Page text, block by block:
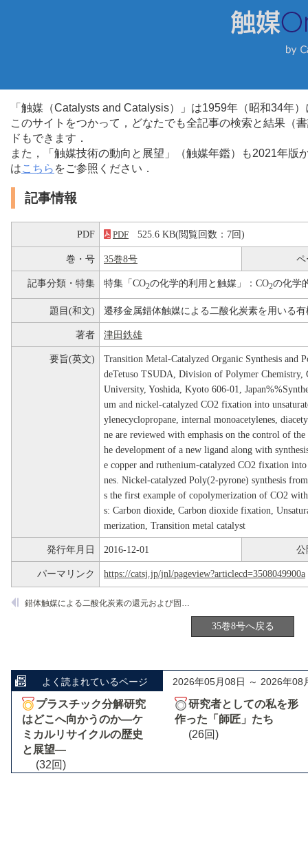
「触媒（Catalysts and Catalysis）」は1959年（昭和34年
このサイトをつかって，どなたでも全記事の検索と結果（
ドもできます．
また，「触媒技術の動向と展望」（触媒年鑑）も2021年
はこちら をご参照ください．
記事情報
PDF PDF 525.6 KB(閲覧回数：7回)
巻・号 35巻8号 ペ
記事分類・特集 特集「CO2の化学的利用と触媒」：CO2の化学
題目(和文) 遷移金属錯体触媒による二酸化炭素を用いる
著者 津田鉄雄
要旨(英文)
Transition Metal-Catalyzed Organic Synthesis and
deTetuso TSUDA, Division of Polymer Chemistry,
University, Yoshida, Kyoto 606-01,
um and nickel-catalyzed CO2 fixation into
ylenecyclopropane, internal monoacetylenes,
ne are reviewed with emphasis on the control of
he development of a new ligand along with
e copper and ruthenium-catalyzed CO2 fixation
nes. Nickel-catalyzed Poly(2-pyrone) synthesis
s the first example of copolymerization of CO2
s: Carbon dioxide, Carbon dioxide fixation,
merization, Transition metal catalyst
発行年月日 2016-12-01 公
パーマリンク https://catsj.jp/jnl/pageview?articlecd=3508049900a
錯体触媒による二酸化炭素の還元および固定反応
35巻8号へ戻る
よく読まれているページ 2026年05月08日 ～ 2026年08
プラスチック分解研究
はどこへ向かうのか―ケ
ミカルリサイクルの歴史
と展望―
(32回)
研究者としての私を形
作った「師匠」たち
(26回)